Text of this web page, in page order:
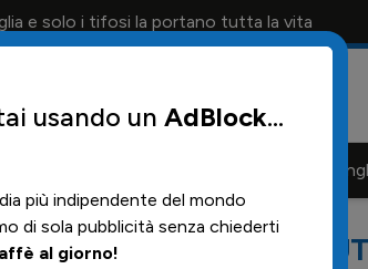
e solo i tifosi la portano tutta la vita
News in
usando un AdBlock...
più indipendente del mondo
di sola pubblicità senza chiederti
al giorno!